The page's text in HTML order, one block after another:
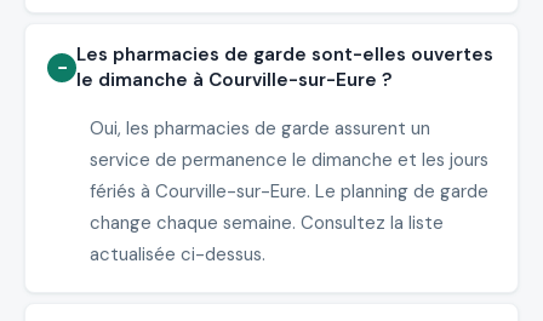
Les pharmacies de garde sont-elles ouvertes
le dimanche à Courville-sur-Eure ?
Oui, les pharmacies de garde assurent un
service de permanence le dimanche et les jours
fériés à Courville-sur-Eure. Le planning de garde
change chaque semaine. Consultez la liste
actualisée ci-dessus.